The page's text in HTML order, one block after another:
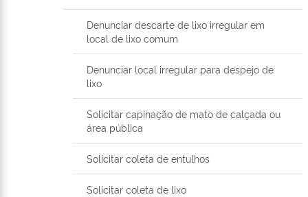
Denunciar descarte de lixo irregular em
local de lixo comum
Denunciar local irregular para despejo de
lixo
Solicitar capinação de mato de calçada ou
área pública
Solicitar coleta de entulhos
Solicitar coleta de lixo